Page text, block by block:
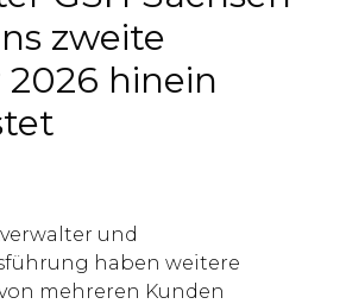
zweite
hinein
und
haben weitere
mehreren Kunden